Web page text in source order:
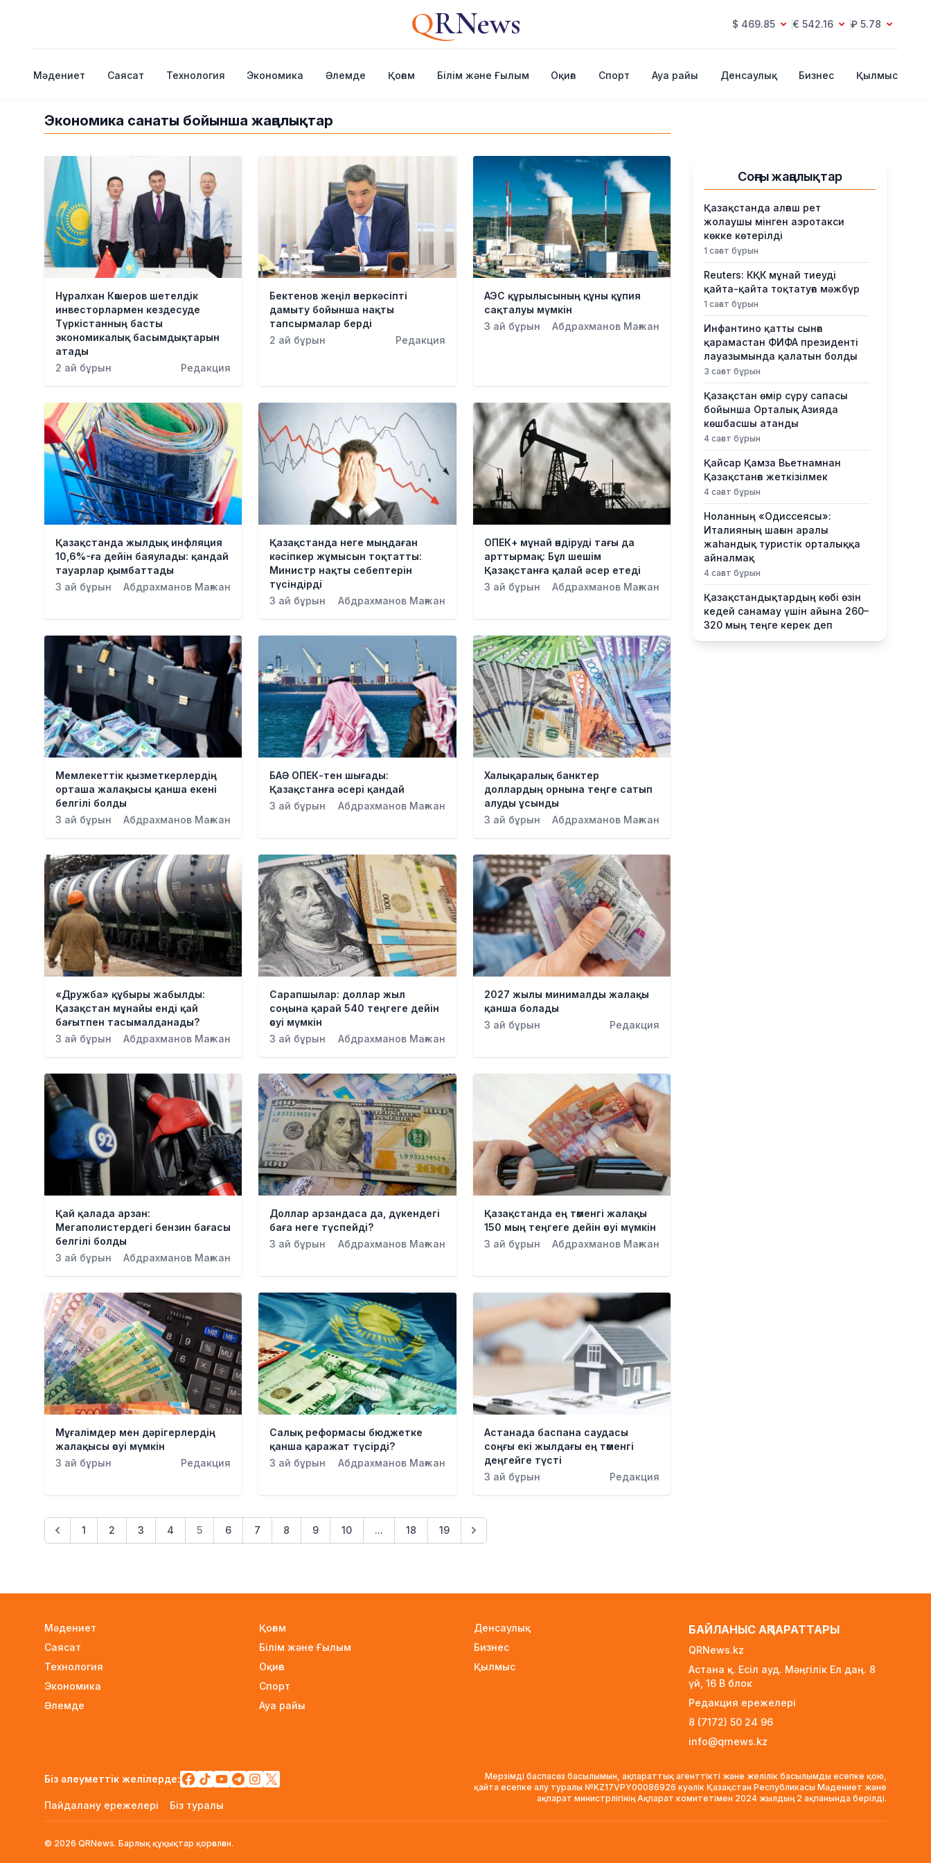
QRNews $ 469.85 € 542.16 ₽ 5.78
Мәдениет Саясат Технология Экономика Әлемде Қоғам Білім және Ғылым Оқиға Спорт Ауа райы Денсаулық Бизнес Қылмыс
Экономика санаты бойынша жаңалықтар
Нұралхан Көшеров шетелдік
инвесторлармен кездесуде
Түркістанның басты
экономикалық басымдықтарын
атады
2 ай бұрын
Редакция
Бектенов жеңіл өнеркәсіпті
дамыту бойынша нақты
тапсырмалар берді
2 ай бұрын
Редакция
АЭС құрылысының құны құпия
сақталуы мүмкін
3 ай бұрын
Абдрахманов Мағжан
Қазақстанда жылдық инфляция
10,6%-ға дейін баяулады: қандай
тауарлар қымбаттады
3 ай бұрын
Абдрахманов Мағжан
Қазақстанда неге мыңдаған
кәсіпкер жұмысын тоқтатты:
Министр нақты себептерін
түсіндірді
3 ай бұрын
Абдрахманов Мағжан
ОПЕК+ мұнай өндіруді тағы да
арттырмақ: Бұл шешім
Қазақстанға қалай әсер етеді
3 ай бұрын
Абдрахманов Мағжан
Мемлекеттік қызметкерлердің
орташа жалақысы қанша екені
белгілі болды
3 ай бұрын
Абдрахманов Мағжан
БАӘ ОПЕК-тен шығады:
Қазақстанға әсері қандай
3 ай бұрын
Абдрахманов Мағжан
Халықаралық банктер
доллардың орнына теңге сатып
алуды ұсынды
3 ай бұрын
Абдрахманов Мағжан
«Дружба» құбыры жабылды:
Қазақстан мұнайы енді қай
бағытпен тасымалданады?
3 ай бұрын
Абдрахманов Мағжан
Сарапшылар: доллар жыл
соңына қарай 540 теңгеге дейін
өсуі мүмкін
3 ай бұрын
Абдрахманов Мағжан
2027 жылы минималды жалақы
қанша болады
3 ай бұрын
Редакция
Қай қалада арзан:
Мегаполистердегі бензин бағасы
белгілі болды
3 ай бұрын
Абдрахманов Мағжан
Доллар арзандаса да, дүкендегі
баға неге түспейді?
3 ай бұрын
Абдрахманов Мағжан
Қазақстанда ең төменгі жалақы
150 мың теңгеге дейін өсуі мүмкін
3 ай бұрын
Абдрахманов Мағжан
Мұғалімдер мен дәрігерлердің
жалақысы өсуі мүмкін
3 ай бұрын
Редакция
Салық реформасы бюджетке
қанша қаражат түсірді?
3 ай бұрын
Абдрахманов Мағжан
Астанада баспана саудасы
соңғы екі жылдағы ең төменгі
деңгейге түсті
3 ай бұрын
Редакция
1 2 3 4 5 6 7 8 9 10 ... 18 19
Соңғы жаңалықтар
Қазақстанда алғаш рет
жолаушы мінген аэротакси
көкке көтерілді
1 сағат бұрын
Reuters: КҚК мұнай тиеуді
қайта-қайта тоқтатуға мәжбүр
1 сағат бұрын
Инфантино қатты сынға
қарамастан ФИФА президенті
лауазымында қалатын болды
3 сағат бұрын
Қазақстан өмір сүру сапасы
бойынша Орталық Азияда
көшбасшы атанды
4 сағат бұрын
Қайсар Қамза Вьетнамнан
Қазақстанға жеткізілмек
4 сағат бұрын
Ноланның «Одиссеясы»:
Италияның шағын аралы
жаһандық туристік орталыққа
айналмақ
4 сағат бұрын
Қазақстандықтардың көбі өзін
кедей санамау үшін айына 260–
320 мың теңге керек деп
есептейді
1 күн бұрын
оқиға: SpaceX зымыраны Айға
соғылады
Қазақстан мен Ресей
маркетплейстерді біріктіруі
1 күн бұрын
нәтижесі қашан және қайда
жарияланады
Мәдениет
Саясат
Технология
Экономика
Әлемде
Қоғам
Білім және Ғылым
Оқиға
Спорт
Ауа райы
Денсаулық
Бизнес
Қылмыс
БАЙЛАНЫС АҚПАРАТТАРЫ
QRNews.kz
Астана қ. Есіл ауд. Мәңгілік Ел даң. 8
үй, 16 B блок
Редакция ережелері
8 (7172) 50 24 96
info@qrnews.kz
Біз әлеуметтік желілерде:
Пайдалану ережелері Біз туралы
Мерзімді баспасөз басылымын, ақпараттық агенттікті және желілік басылымды есепке қою,
қайта есепке алу туралы №KZ17VPY00086926 куәлік Қазақстан Республикасы Мәдениет және
ақпарат министрлігінің Ақпарат комитетімен 2024 жылдың 2 ақпанында берілді.
© 2026 QRNews. Барлық құқықтар қорғалған.